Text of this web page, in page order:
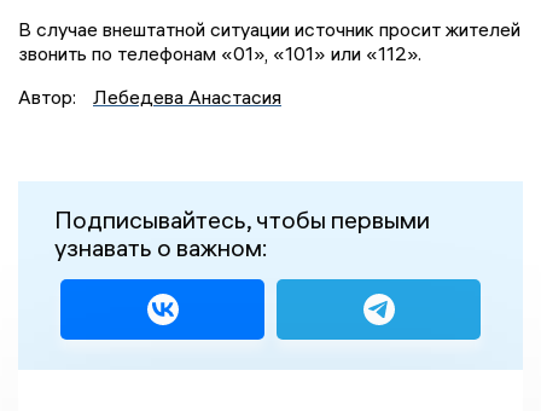
В случае внештатной ситуации источник просит жителей
звонить по телефонам «01», «101» или «112».
Автор:
Лебедева Анастасия
Подписывайтесь, чтобы первыми
узнавать о важном: